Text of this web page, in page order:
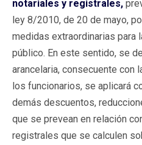
notariales y registrales,
ley 8/2010, de 20 de mayo,
medidas extraordinarias para
público. En este sentido, se
arancelaria, consecuente con
los funcionarios, se aplicará
demás descuentos,
que se prevean en relación
registrales que se calculen